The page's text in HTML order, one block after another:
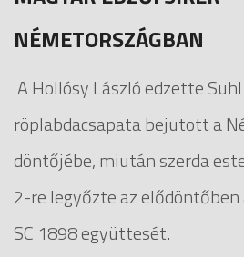
NÉMETORSZÁGBAN
A Hollósy László edzette
röplabdacsapata bejutott a
döntőjébe, miután szerda
2-re legyőzte az
SC 1898 együttesét.